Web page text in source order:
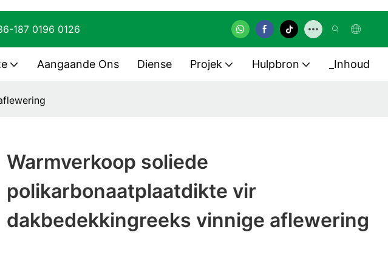
187 0196 0126
Aangaande Ons Diense Projek Hulpbron _Inhoud
Warmverkoop soliede
polikarbonaatplaatdikte vir
dakbedekkingreeks vinnige aflewering